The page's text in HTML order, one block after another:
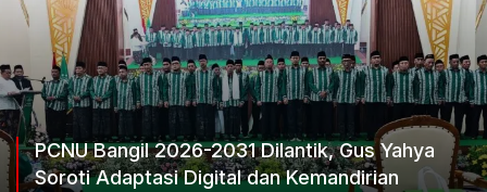
Ketum Progib Dorong Rapimwil Jatim Hasilkan